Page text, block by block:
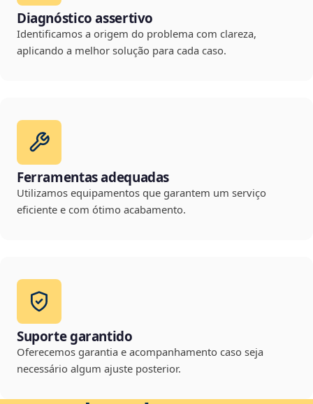
Diagnóstico assertivo
Identificamos a origem do problema com clareza,
aplicando a melhor solução para cada caso.
Ferramentas adequadas
Utilizamos equipamentos que garantem um serviço
eficiente e com ótimo acabamento.
Suporte garantido
Oferecemos garantia e acompanhamento caso seja
necessário algum ajuste posterior.